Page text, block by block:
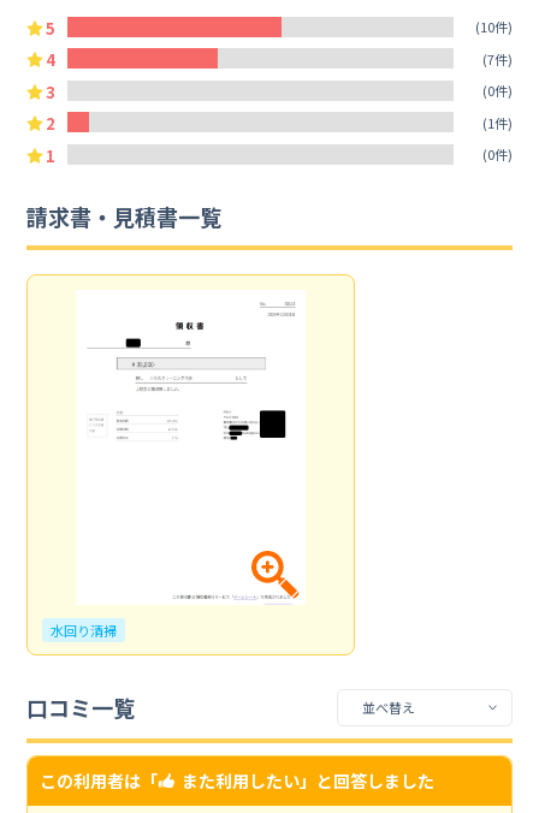
5 (10件)
4 (7件)
3 (0件)
2 (1件)
1 (0件)
請求書・見積書一覧
水回り清掃
口コミ一覧
この利用者は「 また利用したい」と回答しました